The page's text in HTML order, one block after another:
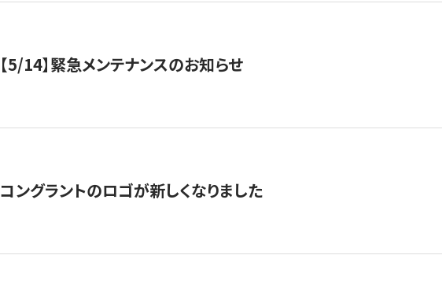
【5/14】緊急メンテナンスのお知らせ
コングラントのロゴが新しくなりました